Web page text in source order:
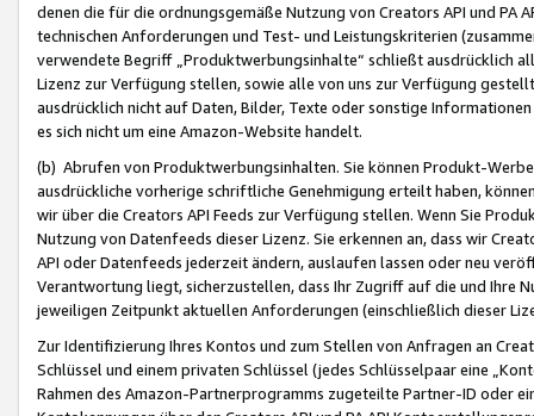
denen die für die ordnungsgemäße Nutzung von Creators API und PA
technischen Anforderungen und Test- und Leistungskriterien
verwendete Begriff „Produktwerbungsinhalte“ schließt ausdrücklich
Lizenz zur Verfügung stellen, sowie alle von uns zur Verfügung
ausdrücklich nicht auf Daten, Bilder, Texte oder sonstige
es sich nicht um eine Amazon-Website handelt.
(b) Abrufen von Produktwerbungsinhalten. Sie können Produkt-
ausdrückliche vorherige schriftliche Genehmigung erteilt haben,
wir über die Creators API Feeds zur Verfügung stellen. Wenn Sie
Nutzung von Datenfeeds dieser Lizenz. Sie erkennen an, dass wir
API oder Datenfeeds jederzeit ändern, auslaufen lassen oder neu
Verantwortung liegt, sicherzustellen, dass Ihr Zugriff auf die und Ihre
jeweiligen Zeitpunkt aktuellen Anforderungen (einschließlich dieser
Zur Identifizierung Ihres Kontos und zum Stellen von Anfragen an
Schlüssel und einem privaten Schlüssel (jedes Schlüsselpaar eine
Rahmen des Amazon-Partnerprogramms zugeteilte Partner-ID oder